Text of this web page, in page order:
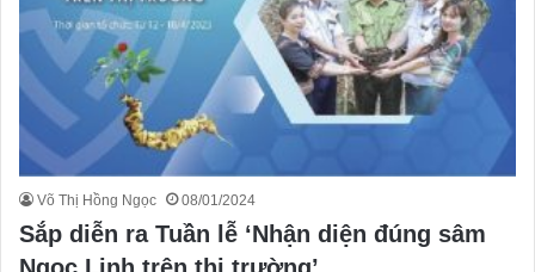
Võ Thị Hồng Ngọc 08/01/2024
Sắp diễn ra Tuần lễ ‘Nhận diện đúng sâm